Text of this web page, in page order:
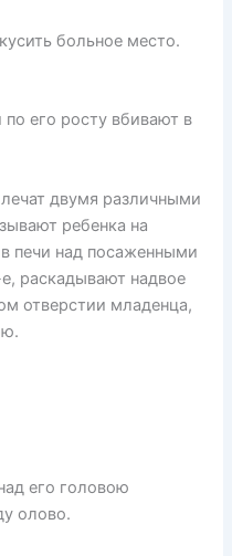
больное место.
его росту вбивают в
двумя различными
ребенка на
печи над посаженными
раскадывают надвое
отверстии младенца,
его головою
олово.